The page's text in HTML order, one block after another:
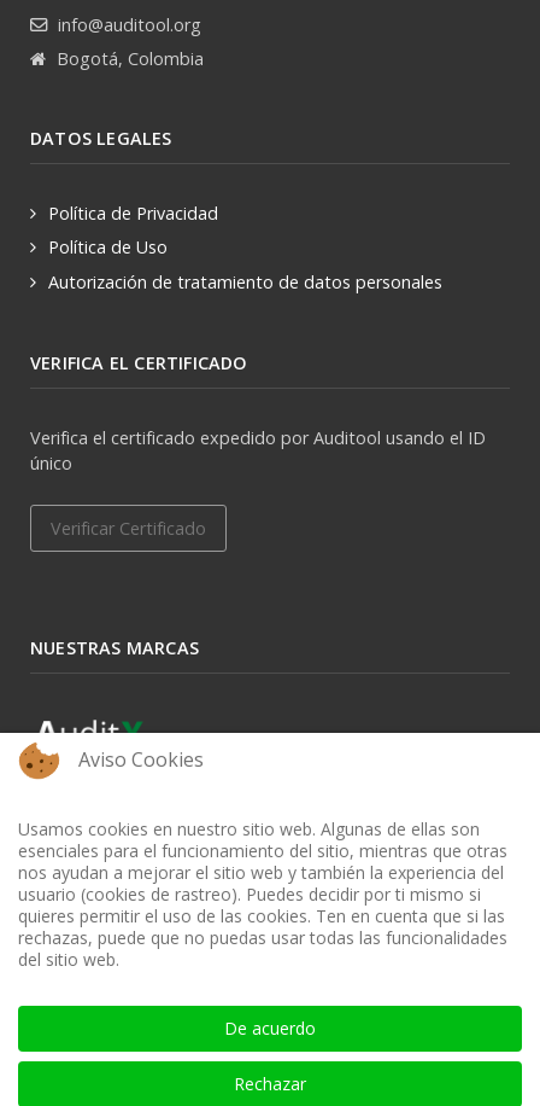
info@auditool.org
Bogotá, Colombia
DATOS LEGALES
Política de Privacidad
Política de Uso
Autorización de tratamiento de datos personales
VERIFICA EL CERTIFICADO
Verifica el certificado expedido por Auditool usando el ID
único
Verificar Certificado
NUESTRAS MARCAS
BIBLIOTECA AUDITOOL - ISSN: 2665-1696 y 2665-3508
Aviso Cookies
Usamos cookies en nuestro sitio web. Algunas de ellas son
esenciales para el funcionamiento del sitio, mientras que otras
nos ayudan a mejorar el sitio web y también la experiencia del
usuario (cookies de rastreo). Puedes decidir por ti mismo si
quieres permitir el uso de las cookies. Ten en cuenta que si las
rechazas, puede que no puedas usar todas las funcionalidades
del sitio web.
De acuerdo
Rechazar